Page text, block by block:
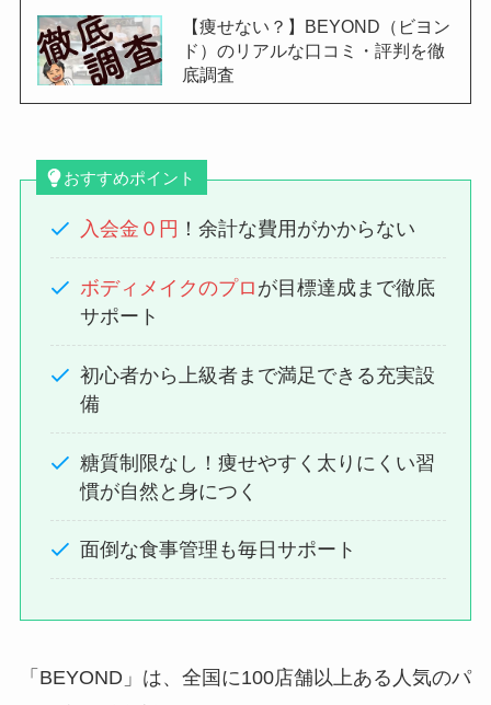
【痩せない？】BEYOND（ビヨン
ド）のリアルな口コミ・評判を徹
底調査
おすすめポイント
入会金０円 ！余計な費用がかからない
ボディメイクのプロ が目標達成まで徹底
サポート
初心者から上級者まで満足できる充実設
備
糖質制限なし！痩せやすく太りにくい習
慣が自然と身につく
面倒な食事管理も毎日サポート
「BEYOND」は、全国に100店舗以上ある人気のパ